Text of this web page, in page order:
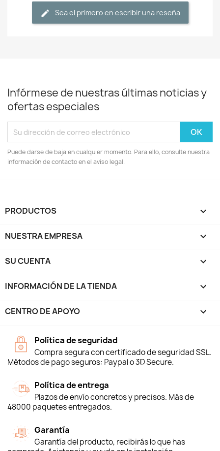
Sea el primero en escribir una reseña
Infórmese de nuestras últimas noticias y
ofertas especiales
Puede darse de baja en cualquier momento. Para ello, consulte nuestra
información de contacto en el aviso legal.
PRODUCTOS 
NUESTRA EMPRESA 
SU CUENTA 
INFORMACIÓN DE LA TIENDA keyboard_arrow_down
CENTRO DE APOYO 
Política de seguridad
Compra segura con certificado de seguridad SSL.
Métodos de pago seguros: Paypal o 3D Secure.
Política de entrega
Plazos de envío concretos y precisos. Más de
48000 paquetes entregados.
Garantía
Garantía del producto, recibirás lo que has